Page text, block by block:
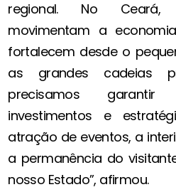
regional. No Ceará,
movimentam a
fortalecem desde o
as grandes cadeias
precisamos garantir
investimentos e
atração de eventos, a
a permanência do
nosso Estado”, afirmou.